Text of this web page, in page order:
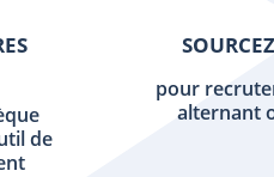
de
pour
alternant